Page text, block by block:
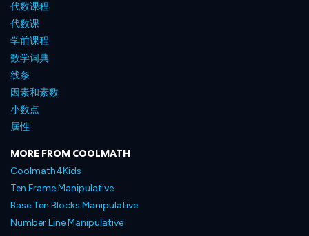
代数课程
代数课
学前课程
数学词典
线条
因素和素数
小数点
属性
MORE FROM COOLMATH
Coolmath4Kids
Ten Frame Manipulative
Base Ten Blocks Manipulative
Number Line Manipulative